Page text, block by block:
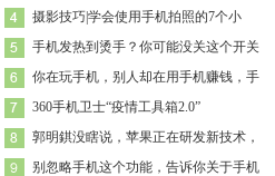
摄影技巧|学会使用手机拍照的7个小
手机发热到烫手？你可能没关这个开关
你在玩手机，别人却在用手机赚钱，手
360手机卫士“疫情工具箱2.0”
郭明錤没瞎说，苹果正在研发新技术，
别忽略手机这个功能，告诉你关于手机